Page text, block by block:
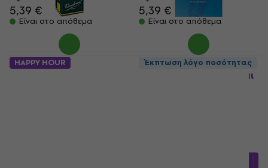
5,39 €
Είναι στο απόθεμα
5,39 €
Είναι στο απόθεμα
Rico Royal 3.5 Καλάμι
HAPPY HOUR Έκπτωση λόγο ποσότητας